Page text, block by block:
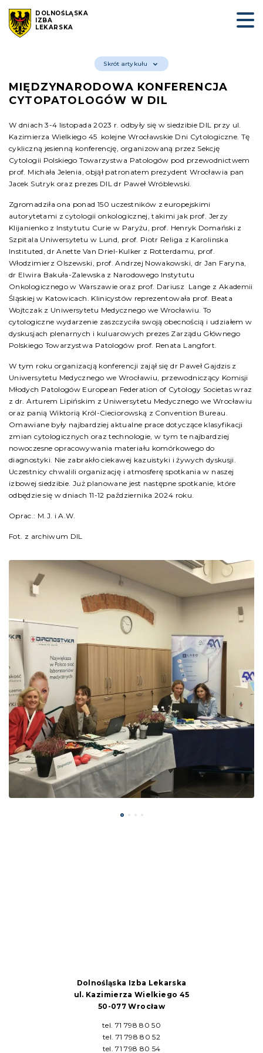
DOLNOŚLĄSKA
IZBA
LEKARSKA
Skrót artykułu
MIĘDZYNARODOWA KONFERENCJA
CYTOPATOLOGÓW W DIL
W dniach 3-4 listopada 2023 r. odbyły się w siedzibie DIL przy ul.
Kazimierza Wielkiego 45 kolejne Wrocławskie Dni Cytologiczne. Tę
cykliczną jesienną konferencję, organizowaną przez Sekcję
Cytologii Polskiego Towarzystwa Patologów pod przewodnictwem
prof. Michała Jelenia, objął patronatem prezydent Wrocławia pan
Jacek Sutryk oraz prezes DIL dr Paweł Wróblewski.
Zgromadziła ona ponad 150 uczestników z europejskimi
autorytetami z cytologii onkologicznej, takimi jak prof. Jerzy
Klijanienko z Instytutu Curie w Paryżu, prof. Henryk Domański z
Szpitala Uniwersytetu w Lund, prof. Piotr Religa z Karolinska
Instituted, dr Anette Van Driel-Kulker z Rotterdamu, prof.
Włodzimierz Olszewski, prof. Andrzej Nowakowski, dr Jan Faryna,
dr Elwira Bakuła-Zalewska z Narodowego Instytutu
Onkologicznego w Warszawie oraz prof. Dariusz Lange z Akademii
Śląskiej w Katowicach. Klinicystów reprezentowała prof. Beata
Wojtczak z Uniwersytetu Medycznego we Wrocławiu. To
cytologiczne wydarzenie zaszczyciła swoją obecnością i udziałem w
dyskusjach plenarnych i kuluarowych prezes Zarządu Głównego
Polskiego Towarzystwa Patologów prof. Renata Langfort.
W tym roku organizacją konferencji zajął się dr Paweł Gajdzis z
Uniwersytetu Medycznego we Wrocławiu, przewodniczący Komisji
Młodych Patologów European Federation of Cytology Societas wraz
z dr. Arturem Lipińskim z Uniwersytetu Medycznego we Wrocławiu
oraz panią Wiktorią Król-Cieciorowską z Convention Bureau.
Omawiane były najbardziej aktualne prace dotyczące klasyfikacji
zmian cytologicznych oraz technologie, w tym te najbardziej
nowoczesne opracowywania materiału komórkowego do
diagnostyki. Nie zabrakło ciekawej kazuistyki i żywych dyskusji.
Uczestnicy chwalili organizację i atmosferę spotkania w naszej
izbowej siedzibie. Już planowane jest następne spotkanie, które
odbędzie się w dniach 11-12 października 2024 roku.
Oprac.: M.J. i A.W.
Fot. z archiwum DIL
Dolnośląska Izba Lekarska
ul. Kazimierza Wielkiego 45
50-077 Wrocław
tel. 71 798 80 50
tel. 71 798 80 52
tel. 71 798 80 54